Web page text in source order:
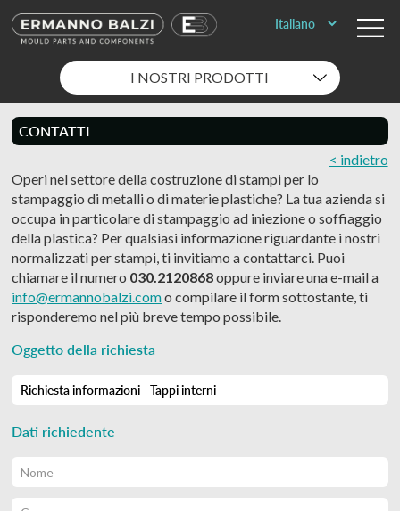
I NOSTRI PRODOTTI
CONTATTI
< indietro
Operi nel settore della costruzione di stampi per lo
stampaggio di metalli o di materie plastiche? La tua azienda si
occupa in particolare di stampaggio ad iniezione o soffiaggio
della plastica? Per qualsiasi informazione riguardante i nostri
normalizzati per stampi, ti invitiamo a contattarci. Puoi
chiamare il numero 030.2120868oppure inviare una e-mail a
info@ermannobalzi.como compilare il form sottostante, ti
risponderemo nel più breve tempo possibile.
Oggetto della richiesta
Dati richiedente